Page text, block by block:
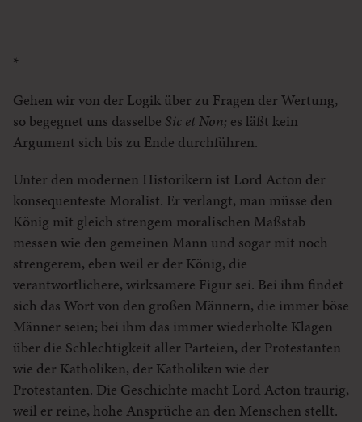
*
Gehen wir von der Logik über zu Fragen der Wertung,
so begegnet uns dasselbe Sic et Non; es läßt kein
Argument sich bis zu Ende durchführen.
Unter den modernen Historikern ist Lord Acton der
konsequenteste Moralist. Er verlangt, man müsse den
König mit gleich strengem moralischen Maßstab
messen wie den gemeinen Mann und sogar mit noch
strengerem, eben weil er der König, die
verantwortlichere, wirksamere Figur sei. Bei ihm findet
sich das Wort von den großen Männern, die immer böse
Männer seien; bei ihm das immer wiederholte Klagen
über die Schlechtigkeit aller Parteien, der Protestanten
wie der Katholiken, der Katholiken wie der
Protestanten. Die Geschichte macht Lord Acton traurig,
weil er reine, hohe Ansprüche an den Menschen stellt.